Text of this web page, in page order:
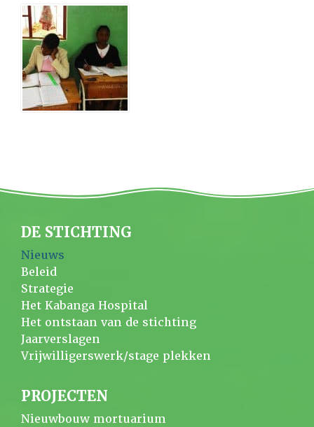
DE STICHTING
Nieuws
Beleid
Strategie
Het Kabanga Hospital
Het ontstaan van de stichting
Jaarverslagen
Vrijwilligerswerk/stage plekken
PROJECTEN
Nieuwbouw mortuarium